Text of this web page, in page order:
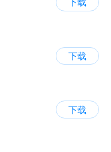
下载
下载
下载